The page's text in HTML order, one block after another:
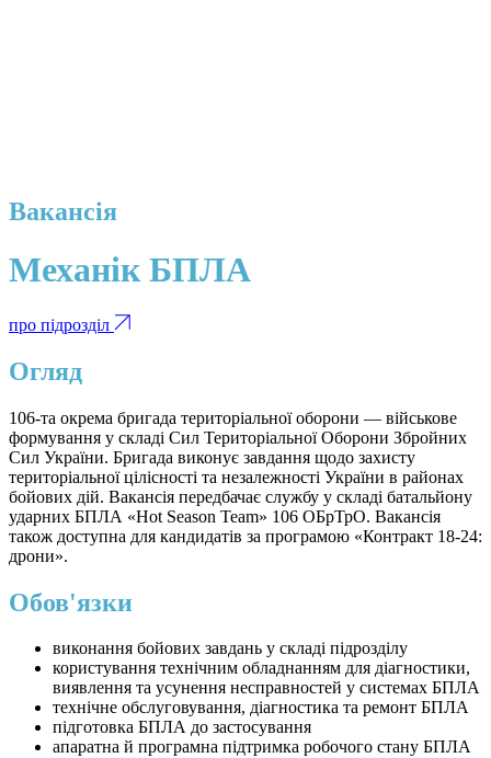
Вакансія
Механік БПЛА
про підрозділ
Огляд
106-та окрема бригада територіальної оборони — військове
формування у складі Сил Територіальної Оборони Збройних
Сил України. Бригада виконує завдання щодо захисту
територіальної цілісності та незалежності України в районах
бойових дій. Вакансія передбачає службу у складі батальйону
ударних БПЛА «Hot Season Team» 106 ОБрТрО. Вакансія
також доступна для кандидатів за програмою «Контракт 18-24:
дрони».
Обов'язки
виконання бойових завдань у складі підрозділу
користування технічним обладнанням для діагностики,
виявлення та усунення несправностей у системах БПЛА
технічне обслуговування, діагностика та ремонт БПЛА
підготовка БПЛА до застосування
апаратна й програмна підтримка робочого стану БПЛА